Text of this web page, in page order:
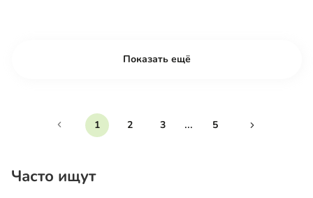
Показать ещё
1 2 3 ... 5
Часто ищут